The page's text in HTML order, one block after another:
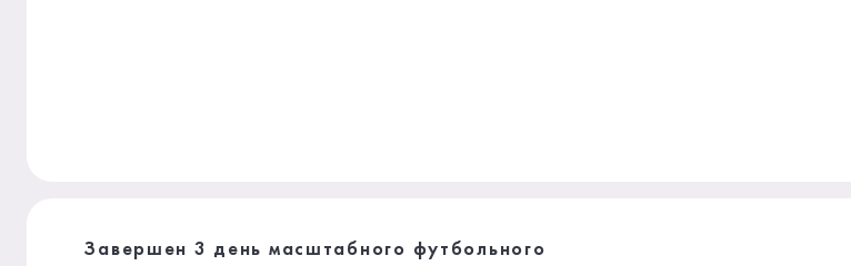
Завершен 3 день масштабного футбольного